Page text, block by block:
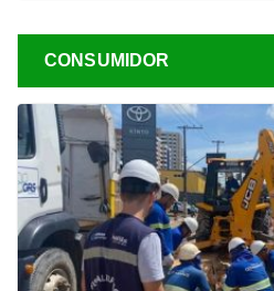
CONSUMIDOR